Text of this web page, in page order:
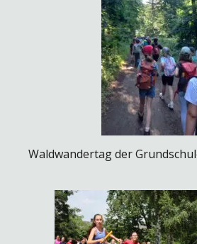
Waldwandertag der